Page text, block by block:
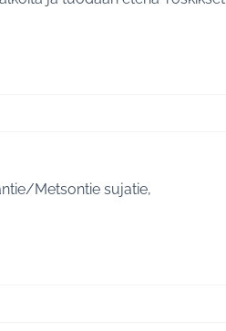
Metsontie sujatie,